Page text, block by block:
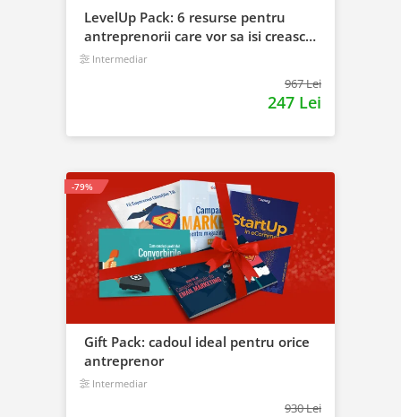
LevelUp Pack: 6 resurse pentru
antreprenorii care vor sa isi creasca
afacerile
Intermediar
967 Lei
247 Lei
Gift Pack: cadoul ideal pentru orice
antreprenor
Intermediar
930 Lei
-79%